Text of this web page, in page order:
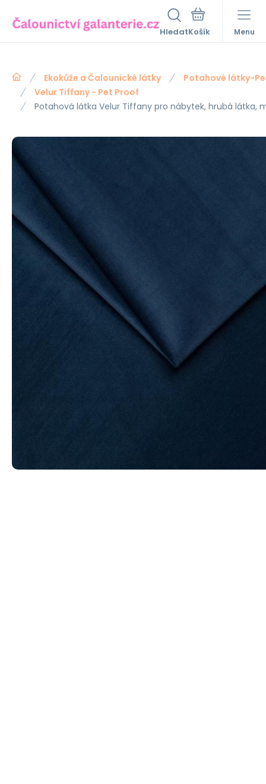
Hledat Menu
Ekokůže a Čalounické látky
Potahové látky-
Velur Tiffany - Pet Proof
Potahová látka Velur Tiffany pro nábytek, hrubá látka,